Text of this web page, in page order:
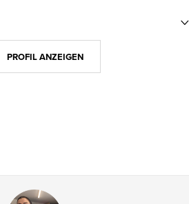
PROFIL ANZEIGEN